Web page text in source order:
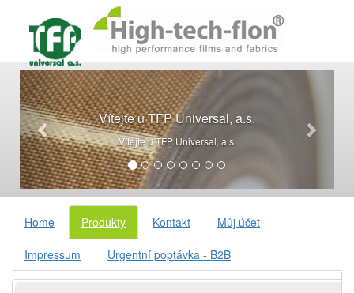
Vítejte u TFP Universal, a.s.
Vítejte u TFP Universal, a.s.
Home Produkty Kontakt Můj účet
Impressum Urgentní poptávka - B2B